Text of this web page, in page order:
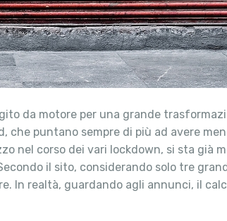
da motore per una grande
puntano sempre di più ad avere
nel corso dei vari lockdown, si sta già
il sito, considerando solo tre
In realtà, guardando agli annunci, il